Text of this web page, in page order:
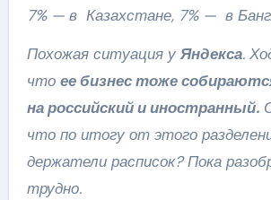
7% — в Казахстане, 7% — в
Похожая ситуация у Яндекса.
что ее бизнес тоже
на российский и иностранный.
что по итогу от этого
держатели расписок? Пока
трудно.